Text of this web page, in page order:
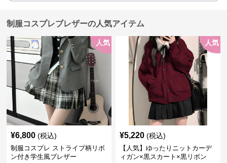
制服コスプレブレザーの人気アイテム
人気
¥6,800 (税込)
制服コスプレ ストライプ柄リボ
ン付き学生風ブレザー
人気
¥5,220 (税込)
【人気】ゆったりニットカーデ
ィガン×黒スカート×黒リボン